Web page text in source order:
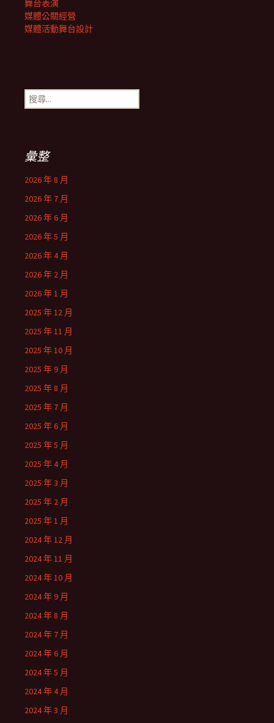
舞台表演
媒體公關經營
媒體活動舞台設計
搜
尋
彙整
2026 年 8 月
2026 年 7 月
2026 年 6 月
2026 年 5 月
2026 年 4 月
2026 年 2 月
2026 年 1 月
2025 年 12 月
2025 年 11 月
2025 年 10 月
2025 年 9 月
2025 年 8 月
2025 年 7 月
2025 年 6 月
2025 年 5 月
2025 年 4 月
2025 年 3 月
2025 年 2 月
2025 年 1 月
2024 年 12 月
2024 年 11 月
2024 年 10 月
2024 年 9 月
2024 年 8 月
2024 年 7 月
2024 年 6 月
2024 年 5 月
2024 年 4 月
2024 年 3 月